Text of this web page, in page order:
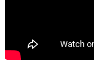
Lexikon